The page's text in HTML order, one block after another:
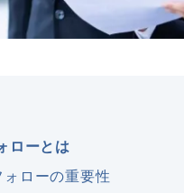
ローとは
ォローの重要性